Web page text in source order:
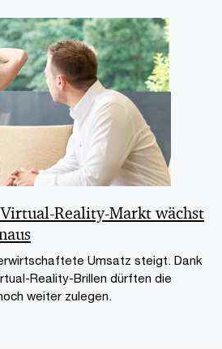
Reality-Markt wächst
Umsatz steigt. Dank
Reality-Brillen dürften die
weiter zulegen.